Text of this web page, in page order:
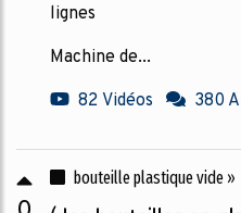
lignes
Machine de...
82 Vidéos
380
bouteille plastique vide »